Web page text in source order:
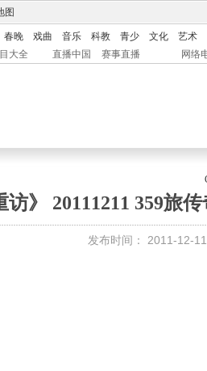
图
春晚 戏曲 音乐 科教 青少 文化
艺术
大全 直播中国 赛事直播 网络
访》 20111211 359
发布时间： 2011-12-